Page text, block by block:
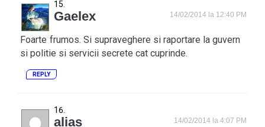
Gaelex 14/02/2014 la 12:40 PM
Foarte frumos. Si supraveghere si raportare la guvern
si politie si servicii secrete cat cuprinde.
REPLY
alias 14/02/2014 la 4:07 PM